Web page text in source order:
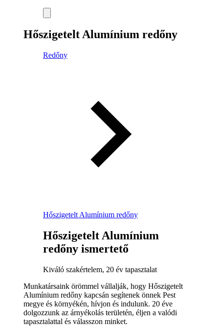
Hőszigetelt Alumínium redőny
Redőny
Hőszigetelt Alumínium redőny
Hőszigetelt Alumínium
redőny ismertető
Kiváló szakértelem, 20 év tapasztalat
Munkatársaink örömmel vállalják, hogy Hőszigetelt
Alumínium redőny kapcsán segítenek önnek Pest
megye és környékén, hívjon és indulunk. 20 éve
dolgozzunk az árnyékolás területén, éljen a valódi
tapasztalattal és válasszon minket.